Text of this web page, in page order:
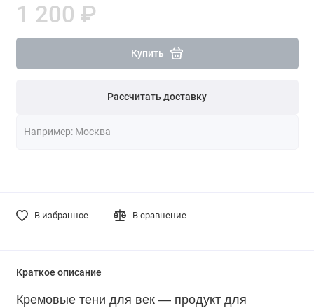
1 200 ₽
Купить
Рассчитать доставку
В избранное В сравнение
Краткое описание
Кремовые тени для век — продукт для